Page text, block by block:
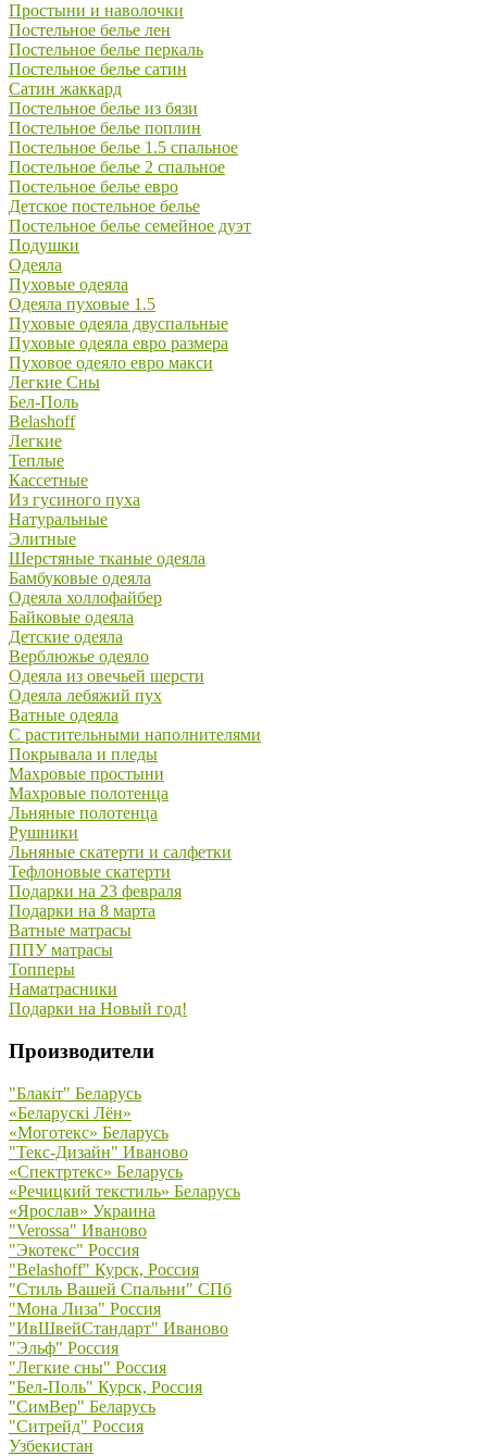
Простыни и наволочки
Постельное белье лен
Постельное белье перкаль
Постельное белье сатин
Сатин жаккард
Постельное белье из бязи
Постельное белье поплин
Постельное белье 1.5 спальное
Постельное белье 2 спальное
Постельное белье евро
Детское постельное белье
Постельное белье семейное дуэт
Подушки
Одеяла
Пуховые одеяла
Одеяла пуховые 1.5
Пуховые одеяла двуспальные
Пуховые одеяла евро размера
Пуховое одеяло евро макси
Легкие Сны
Бел-Поль
Belashoff
Легкие
Теплые
Кассетные
Из гусиного пуха
Натуральные
Элитные
Шерстяные тканые одеяла
Бамбуковые одеяла
Одеяла холлофайбер
Байковые одеяла
Детские одеяла
Верблюжье одеяло
Одеяла из овечьей шерсти
Одеяла лебяжий пух
Ватные одеяла
С растительными наполнителями
Покрывала и пледы
Махровые простыни
Махровые полотенца
Льняные полотенца
Рушники
Льняные скатерти и салфетки
Тефлоновые скатерти
Подарки на 23 февраля
Подарки на 8 марта
Ватные матрасы
ППУ матрасы
Топперы
Наматрасники
Подарки на Новый год!
Производители
"Блакiт" Беларусь
«Беларускi Лён»
«Моготекс» Беларусь
"Текс-Дизайн" Иваново
«Спектртекс» Беларусь
«Речицкий текстиль» Беларусь
«Ярослав» Украина
"Verossa" Иваново
"Экотекс" Россия
"Belashoff" Курск, Россия
"Стиль Вашей Спальни" СПб
"Мона Лиза" Россия
"ИвШвейСтандарт" Иваново
"Эльф" Россия
"Легкие сны" Россия
"Бел-Поль" Курск, Россия
"СимВер" Беларусь
"Ситрейд" Россия
Узбекистан